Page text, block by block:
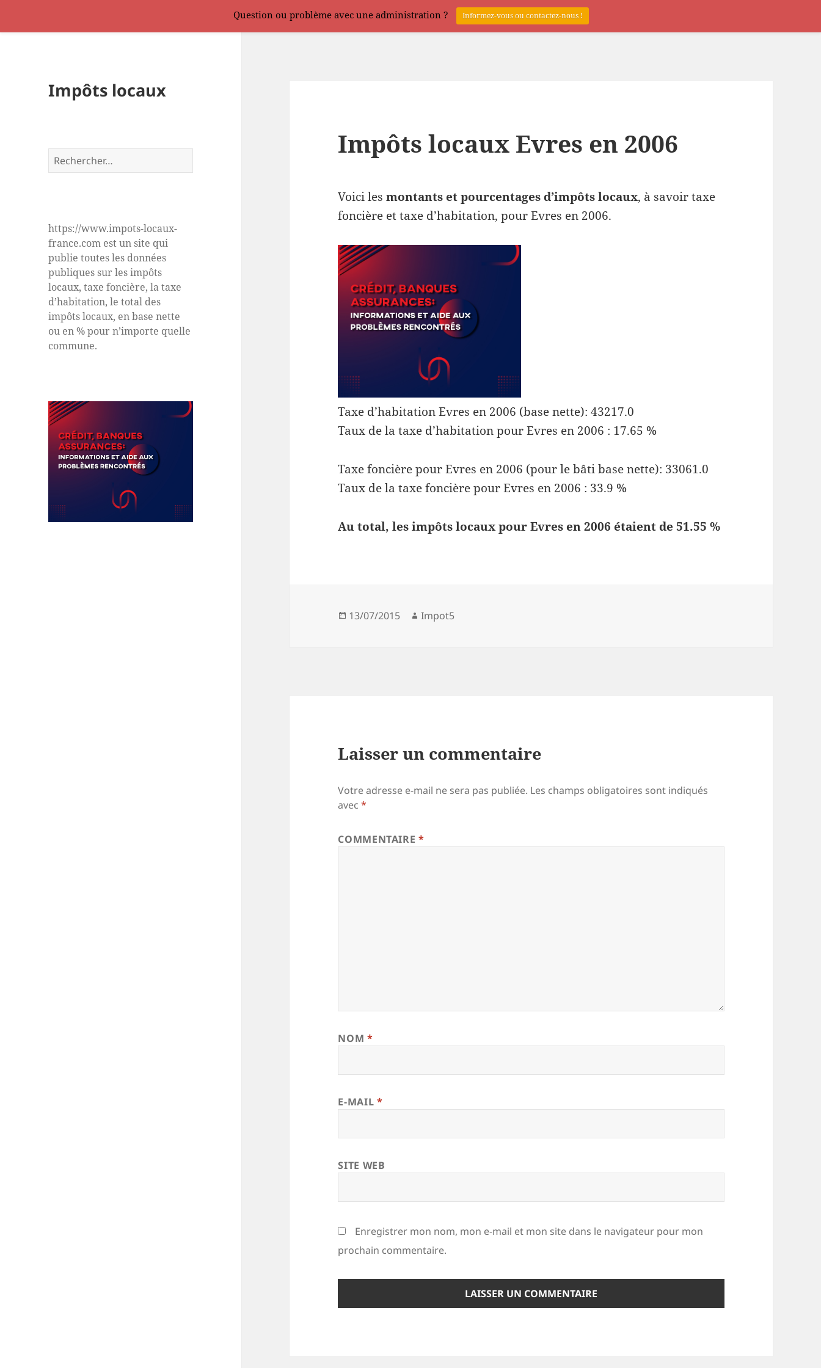
Impôts locaux
Rechercher :
https://www.impots-locaux-
france.com est un site qui
publie toutes les données
publiques sur les impôts
locaux, taxe foncière, la taxe
d’habitation, le total des
impôts locaux, en base nette
ou en % pour n’importe quelle
commune.
Impôts locaux Evres en 2006
Voici lesmontants et pourcentages d’impôts locaux, à savoir taxe
foncière et taxe d’habitation, pour Evres en 2006.
Taxe d’habitation Evres en 2006 (base nette): 43217.0
Taux de la taxe d’habitation pour Evres en 2006 : 17.65 %
Taxe foncière pour Evres en 2006 (pour le bâti base nette): 33061.0
Taux de la taxe foncière pour Evres en 2006 : 33.9 %
Au total, les impôts locaux pour Evres en 2006 étaient de 51.55 %
Publié
13/07/2015 Auteur
Impot5
Laisser un commentaire
Votre adresse e-mail ne sera pas publiée. Les champs obligatoires sont indiqués
avec*
COMMENTAIRE*
NOM *
E-MAIL *
SITE WEB
Enregistrer mon nom, mon e-mail et mon site dans le navigateur pour mon
prochain commentaire.
Question ou problème avec une administration ? Informez-vous ou contactez-nous !